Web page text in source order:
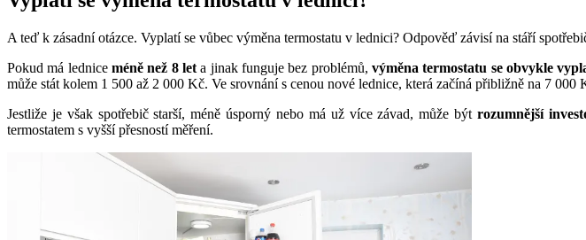
A teď k zásadní otázce. Vyplatí se vůbec výměna termostatu v lednici? Odpověď závisí na stáří
Pokud má lednice méně než 8 leta jinak funguje bez problémů, výměna termostatu se obvykle
může stát kolem 1 500 až 2 000 Kč. Ve srovnání s cenou nové lednice, která začíná přibližně na 7
Jestliže je však spotřebič starší, méně úsporný nebo má už více závad, může být rozumnější
termostatem s vyšší přesností měření.